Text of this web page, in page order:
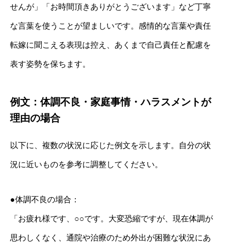
せんが」「お時間頂きありがとうございます」など丁寧
な言葉を使うことが望ましいです。感情的な言葉や責任
転嫁に聞こえる表現は控え、あくまで自己責任と配慮を
表す姿勢を保ちます。
例文：体調不良・家庭事情・ハラスメントが
理由の場合
以下に、複数の状況に応じた例文を示します。自分の状
況に近いものを参考に調整してください。
●体調不良の場合：
「お疲れ様です、○○です。大変恐縮ですが、現在体調が
思わしくなく、通院や治療のため外出が困難な状況にあ